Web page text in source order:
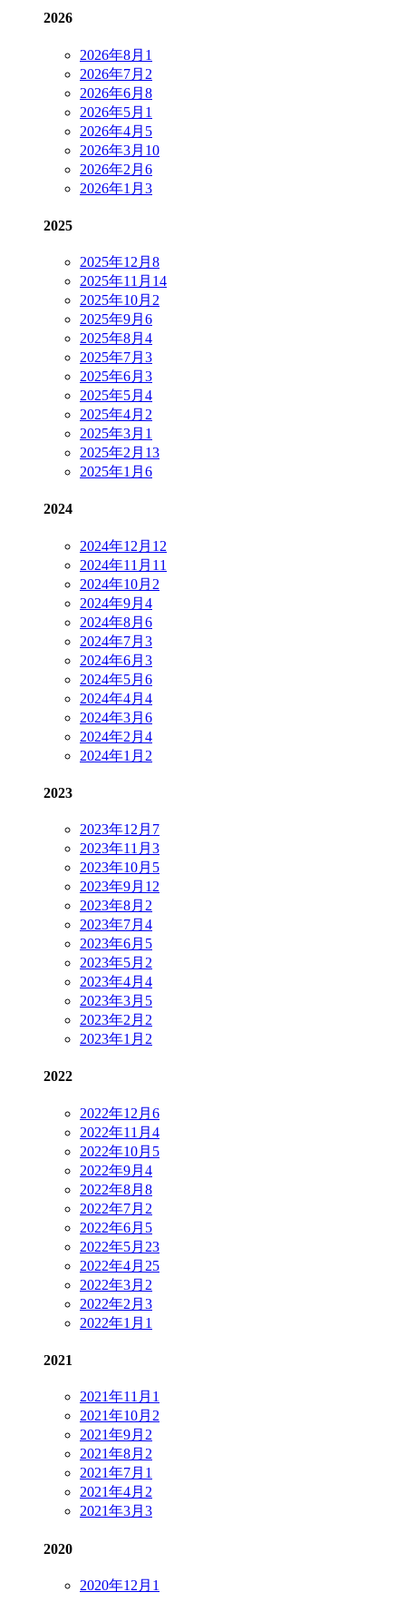
2026
2026年8月 1
2026年7月 2
2026年6月 8
2026年5月 1
2026年4月 5
2026年3月 10
2026年2月 6
2026年1月 3
2025
2025年12月 8
2025年11月 14
2025年10月 2
2025年9月 6
2025年8月 4
2025年7月 3
2025年6月 3
2025年5月 4
2025年4月 2
2025年3月 1
2025年2月 13
2025年1月 6
2024
2024年12月 12
2024年11月 11
2024年10月 2
2024年9月 4
2024年8月 6
2024年7月 3
2024年6月 3
2024年5月 6
2024年4月 4
2024年3月 6
2024年2月 4
2024年1月 2
2023
2023年12月 7
2023年11月 3
2023年10月 5
2023年9月 12
2023年8月 2
2023年7月 4
2023年6月 5
2023年5月 2
2023年4月 4
2023年3月 5
2023年2月 2
2023年1月 2
2022
2022年12月 6
2022年11月 4
2022年10月 5
2022年9月 4
2022年8月 8
2022年7月 2
2022年6月 5
2022年5月 23
2022年4月 25
2022年3月 2
2022年2月 3
2022年1月 1
2021
2021年11月 1
2021年10月 2
2021年9月 2
2021年8月 2
2021年7月 1
2021年4月 2
2021年3月 3
2020
2020年12月 1